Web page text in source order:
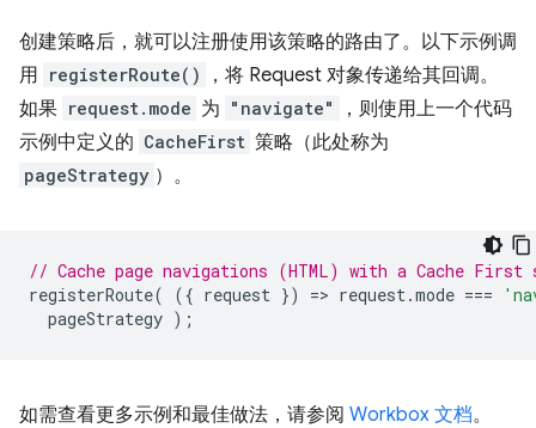
创建策略后，就可以注册使用该策略的路由了。以下示例调
用 registerRoute()
，将 Request 对象传递给其回调。
如果 request.mode 为 "navigate"
，则使用上一个代码
示例中定义的 CacheFirst 策略（此处称为
pageStrategy ）。
// Cache page navigations (HTML) with a Cache First
registerRoute( ({ request }) => request.mode ===
pageStrategy );
如需查看更多示例和最佳做法，请参阅 Workbox 文档。